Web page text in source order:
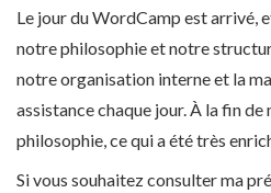
Le jour du WordCamp est arrivé,
notre philosophie et notre
notre organisation interne et la
assistance chaque jour. À la fin de
philosophie, ce qui a été très
Si vous souhaitez consulter ma